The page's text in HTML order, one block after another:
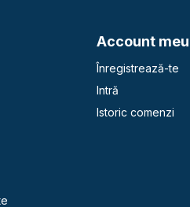
Account meu
Înregistrează-te
Intră
Istoric comenzi